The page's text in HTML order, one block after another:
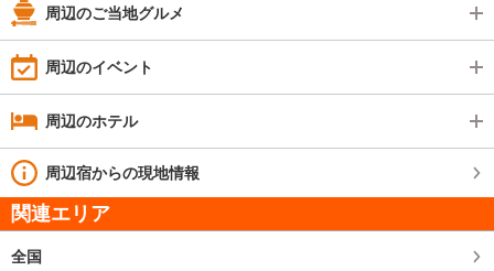
周辺のご当地グルメ
周辺のイベント
周辺のホテル
周辺宿からの現地情報
関連エリア
全国